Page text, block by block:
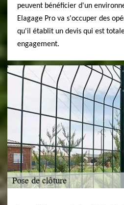
peuvent bénéficier d'un
Elagage Pro va s'occuper des
qu'il établit un devis qui est
engagement.